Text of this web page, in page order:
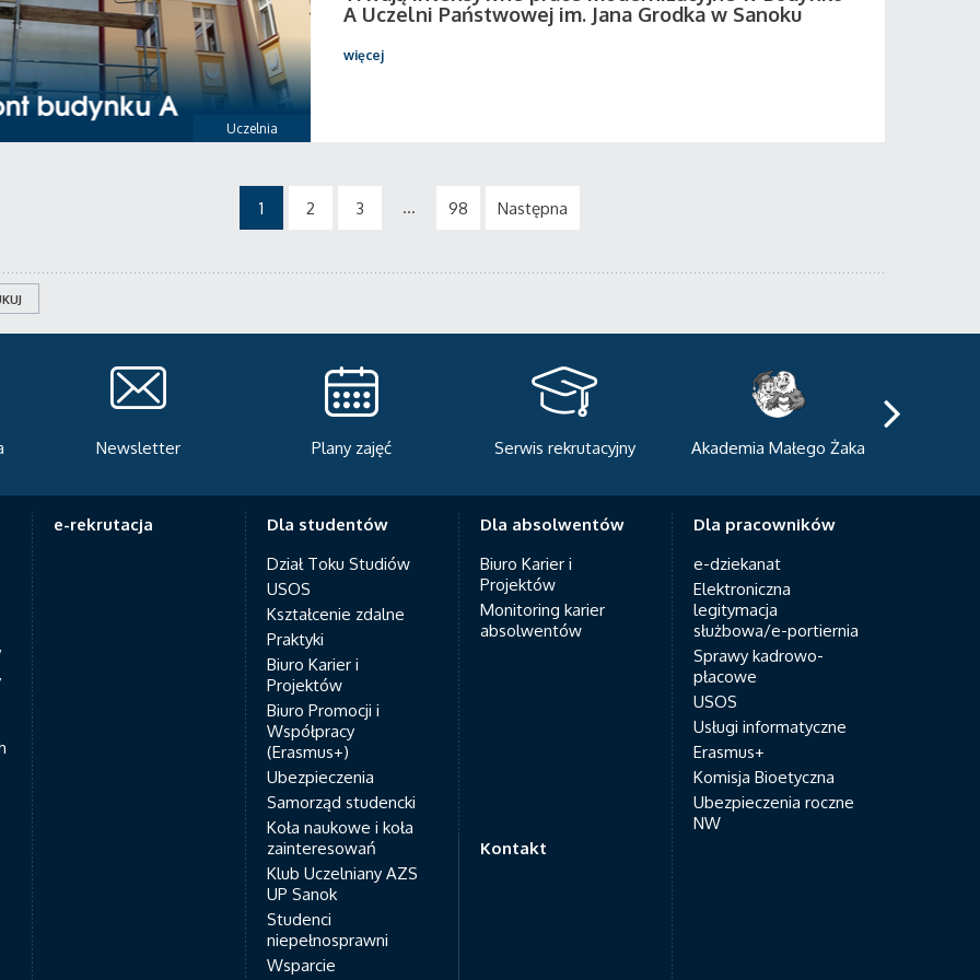
Uczelnia
A Uczelni Państwowej im. Jana Grodka w Sanoku
więcej
1 2 3 ... 98 Następna
Plany zajęć Serwis rekrutacyjny Akademia Małego Żaka
Centrum Sportowo-
e-rekrutacja
Dla studentów
Dział Toku Studiów
USOS
Kształcenie zdalne
Praktyki
Biuro Karier i
Projektów
Biuro Promocji i
Współpracy
(Erasmus+)
Ubezpieczenia
Samorząd studencki
Koła naukowe i koła
zainteresowań
Klub Uczelniany AZS
UP Sanok
Studenci
niepełnosprawni
Wsparcie
Dla absolwentów
Biuro Karier i
Projektów
Monitoring karier
absolwentów
Dla pracowników
e-dziekanat
Elektroniczna
legitymacja
służbowa/e-portiernia
Sprawy kadrowo-
płacowe
USOS
Usługi informatyczne
Erasmus+
Komisja Bioetyczna
Ubezpieczenia roczne
NW
Kontakt